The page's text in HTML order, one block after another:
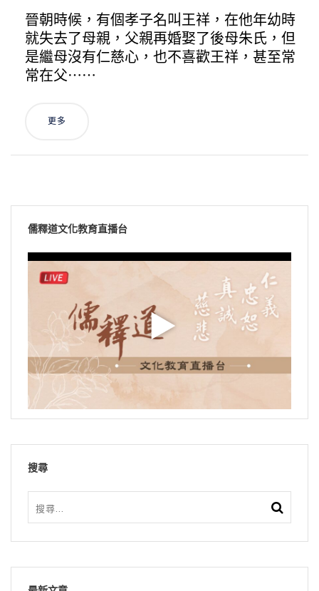
晉朝時候，有個孝子名叫王祥，在他年幼時
就失去了母親，父親再婚娶了後母朱氏，但
是繼母沒有仁慈心，也不喜歡王祥，甚至常
常在父⋯⋯
更多
儒釋道文化教育直播台
搜尋